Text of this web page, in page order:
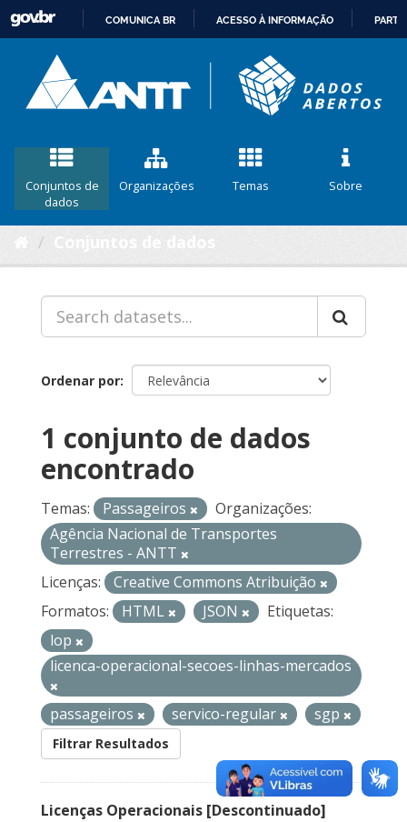
CONTEÚDO
COMUNICA BR ACESSO À INFORMAÇÃO
Conjuntos de
dados
Organizações Temas Sobre
Ordenar por
1 conjunto de dados
encontrado
Temas: Passageiros
Organizações:
Agência Nacional de Transportes
Terrestres - ANTT
Licenças:
Creative Commons Atribuição
Formatos:
HTML JSON
Etiquetas:
lop
licenca-operacional-secoes-linhas-mercados
passageiros servico-regular sgp
Filtrar Resultados
Licenças Operacionais [Descontinuado]